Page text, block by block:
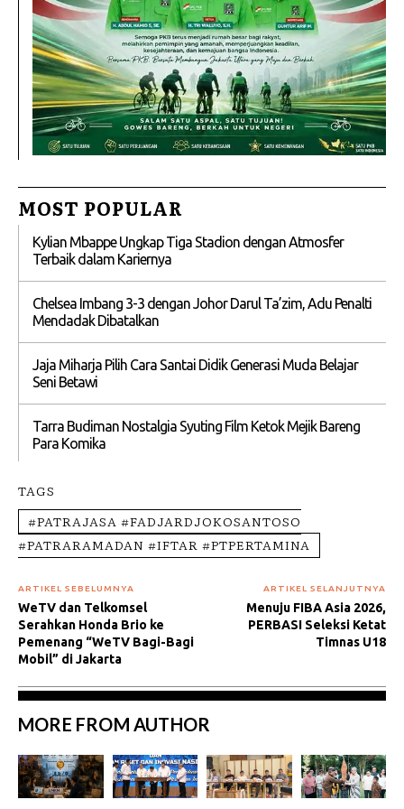
MOST POPULAR
Kylian Mbappe Ungkap Tiga Stadion dengan Atmosfer
Terbaik dalam Kariernya
Chelsea Imbang 3-3 dengan Johor Darul Ta’zim, Adu Penalti
Mendadak Dibatalkan
Jaja Miharja Pilih Cara Santai Didik Generasi Muda Belajar
Seni Betawi
Tarra Budiman Nostalgia Syuting Film Ketok Mejik Bareng
Para Komika
TAGS
#PATRAJASA #FADJARDJOKOSANTOSO
#PATRARAMADAN #IFTAR #PTPERTAMINA
ARTIKEL SEBELUMNYA
WeTV dan Telkomsel
Serahkan Honda Brio ke
Pemenang “WeTV Bagi-Bagi
Mobil” di Jakarta
ARTIKEL SELANJUTNYA
Menuju FIBA Asia 2026,
PERBASI Seleksi Ketat
Timnas U18
MORE FROM AUTHOR